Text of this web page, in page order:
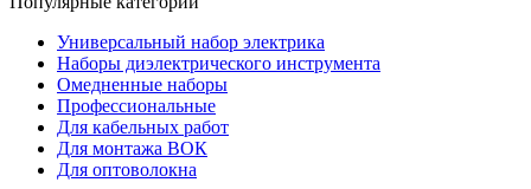
Универсальный набор электрика
Наборы диэлектрического инструмента
Омедненные наборы
Профессиональные
Для кабельных работ
Для монтажа ВОК
Для оптоволокна